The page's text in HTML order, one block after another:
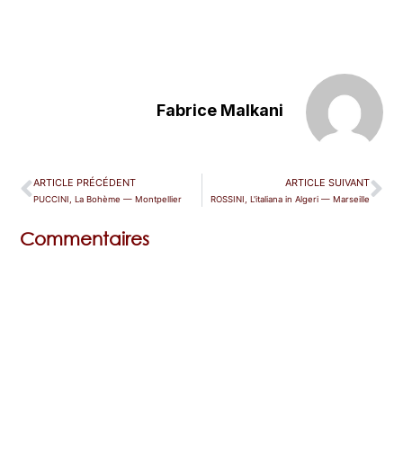
Fabrice Malkani
ARTICLE PRÉCÉDENT
PUCCINI, La Bohème — Montpellier
ARTICLE SUIVANT
ROSSINI, L'italiana in Algeri — Marseille
Commentaires